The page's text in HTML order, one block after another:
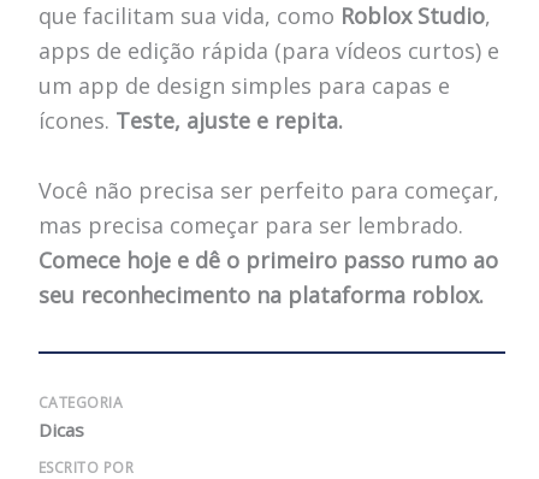
que facilitam sua vida, como Roblox Studio,
apps de edição rápida (para vídeos curtos) e
um app de design simples para capas e
ícones. Teste, ajuste e repita.
Você não precisa ser perfeito para começar,
mas precisa começar para ser lembrado.
Comece hoje e dê o primeiro passo rumo ao
seu reconhecimento na plataforma roblox.
CATEGORIA
Dicas
ESCRITO POR